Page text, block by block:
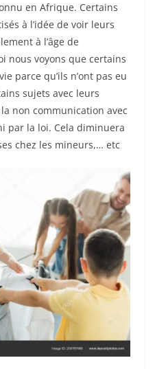
en Afrique. Certains
à l’idée de voir leurs
à l’âge de
nous voyons que certains
parce qu’ils n’ont pas eu
sujets avec leurs
non communication avec
par la loi. Cela diminuera
chez les mineurs,… etc